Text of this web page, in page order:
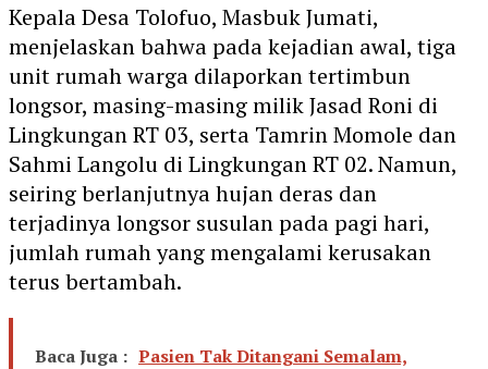
Kepala Desa Tolofuo, Masbuk Jumati,
menjelaskan bahwa pada kejadian awal, tiga
unit rumah warga dilaporkan tertimbun
longsor, masing-masing milik Jasad Roni di
Lingkungan RT 03, serta Tamrin Momole dan
Sahmi Langolu di Lingkungan RT 02. Namun,
seiring berlanjutnya hujan deras dan
terjadinya longsor susulan pada pagi hari,
jumlah rumah yang mengalami kerusakan
terus bertambah.
Baca Juga : Pasien Tak Ditangani Semalam,